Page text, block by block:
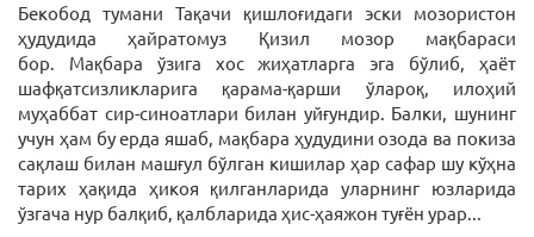
Бекобод тумани Тақачи қишлоғидаги эски мозористон
ҳудудида ҳайратомуз Қизил мозор мақбараси
бор. Мақбара ўзига хос жиҳатларга эга бўлиб, ҳаёт
шафқатсизликларига қарама-қарши ўлароқ, илоҳий
муҳаббат сир-синоатлари билан уйғундир. Балки, шунинг
учун ҳам бу ерда яшаб, мақбара ҳудудини озода ва покиза
сақлаш билан машғул бўлган кишилар ҳар сафар шу кўҳна
тарих ҳақида ҳикоя қилганларида уларнинг юзларида
ўзгача нур балқиб, қалбларида ҳис-ҳаяжон туғён урар...